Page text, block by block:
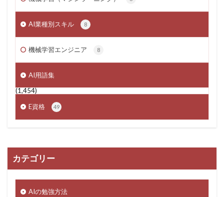
AI業種別スキル 8
機械学習エンジニア 8
AI用語集
(1,454)
E資格
49
カテゴリー
AIの勉強方法